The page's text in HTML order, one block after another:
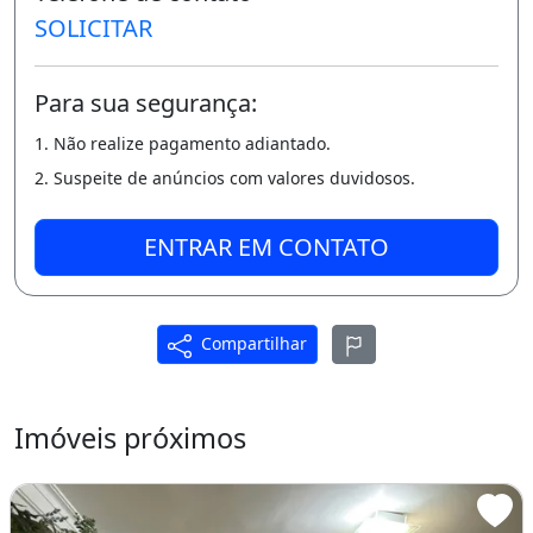
Cadeira de escritório e poltrona de descanso
Bicama
TV LED 32&quot;
Cortina
✅ Quarto 2
Guarda-roupa, mesa e estante planejados
Cama de solteiro
Guarda-roupa amplo
Cama Super King nova
SOLICITAR
Para sua segurança:
1. Não realize pagamento adiantado.
2. Suspeite de anúncios com valores duvidosos.
ENTRAR EM CONTATO
Compartilhar
Imóveis próximos